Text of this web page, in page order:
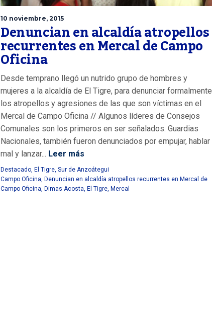
10 noviembre, 2015
Denuncian en alcaldía atropellos
recurrentes en Mercal de Campo
Oficina
Desde temprano llegó un nutrido grupo de hombres y
mujeres a la alcaldía de El Tigre, para denunciar formalmente
los atropellos y agresiones de las que son víctimas en el
Mercal de Campo Oficina // Algunos líderes de Consejos
Comunales son los primeros en ser señalados. Guardias
Nacionales, también fueron denunciados por empujar, hablar
mal y lanzar... Leer más
Destacado El Tigre Sur de Anzoátegui
Campo Oficina Denuncian en alcaldía atropellos recurrentes en Mercal de
Campo Oficina Dimas Acosta El Tigre Mercal